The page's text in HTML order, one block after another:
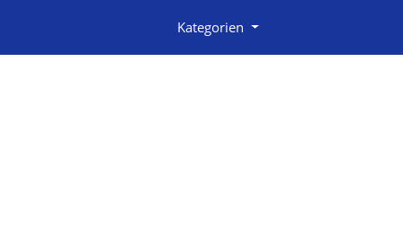
Kategorien